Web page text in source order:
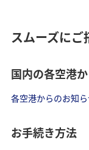
スムーズにご
国内の各空港
各空港からのお知
お手続き方法